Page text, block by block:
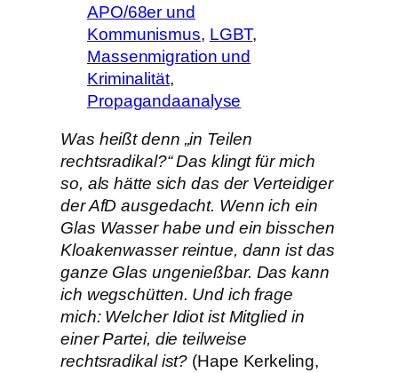
APO/68er und
Kommunismus, LGBT
Massenmigration und
Kriminalität
Propagandaanalyse
Was heißt denn „in Teilen
rechtsradikal?“ Das klingt für mich
so, als hätte sich das der Verteidiger
der AfD ausgedacht. Wenn ich ein
Glas Wasser habe und ein bisschen
Kloakenwasser reintue, dann ist das
ganze Glas ungenießbar. Das kann
ich wegschütten. Und ich frage
mich: Welcher Idiot ist Mitglied in
einer Partei, die teilweise
rechtsradikal ist? (Hape Kerkeling,